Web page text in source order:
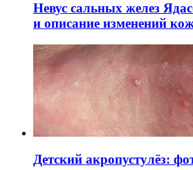
Невус сальных желез
и описание изменений
Детский акропустулёз: